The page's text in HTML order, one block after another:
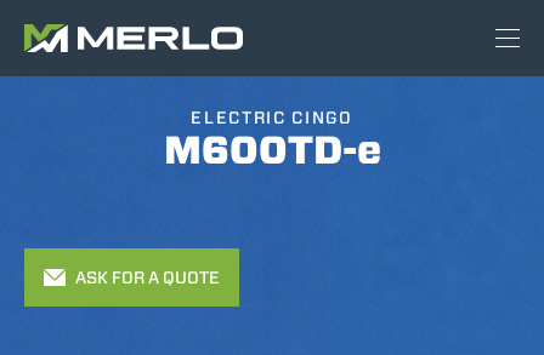
ELECTRIC CINGO
M600TD-e
ASK FOR A QUOTE